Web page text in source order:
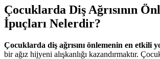
Çocuklarda Diş Ağrısının
İpuçları Nelerdir?
Çocuklarda diş ağrısını önlemenin en etkili
bir ağız hijyeni alışkanlığı kazandırmaktır.